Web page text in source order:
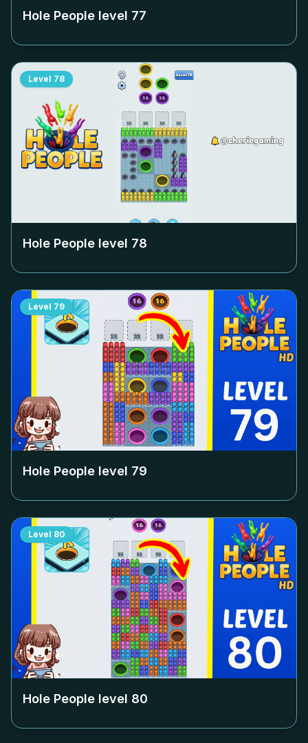
Hole People level 77
Level 78
Hole People level 78
Level 79
Hole People level 79
Level 80
Hole People level 80